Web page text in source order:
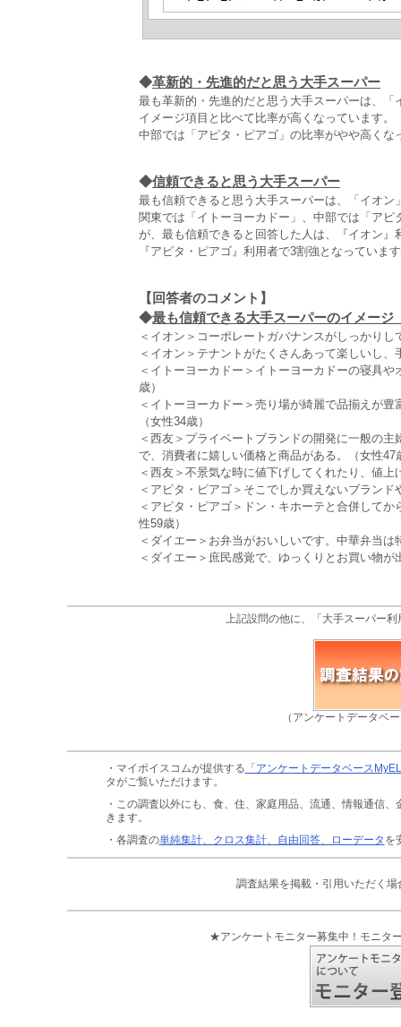
◆革新的・先進的だと思う大手スーパー
最も革新的・先進的だと思う大手スーパーは、
イメージ項目と比べて比率が高くなっています。
中部では「アピタ・ピアゴ」の比率がやや高くな
◆信頼できると思う大手スーパー
最も信頼できると思う大手スーパーは、「イオ
関東では「イトーヨーカドー」、中部では「ア
が、最も信頼できると回答した人は、『イオン
『アピタ・ピアゴ』利用者で3割強となっていま
【回答者のコメント】
◆最も信頼できる大手スーパーのイメージ
＜イオン＞コーポレートガバナンスがしっかりし
＜イオン＞テナントがたくさんあって楽しいし
＜イトーヨーカドー＞イトーヨーカドーの寝具
歳）
＜イトーヨーカドー＞売り場が綺麗で品揃えが
（女性34歳）
＜西友＞プライベートブランドの開発に一般の
で、消費者に嬉しい価格と商品がある。（女性47
＜西友＞不景気な時に値下げしてくれたり、値上
＜アピタ・ピアゴ＞そこでしか買えないブラン
＜アピタ・ピアゴ＞ドン・キホーテと合併して
性59歳）
＜ダイエー＞お弁当がおいしいです。中華弁当
＜ダイエー＞庶民感覚で、ゆっくりとお買い物
上記設問の他に、「大手スーパー
（アンケートデータベ
・マイボイスコムが提供する 「アンケートデータベース
タがご覧いただけます。
・この調査以外にも、食、住、家庭用品、流通、情報通信、
きます。
・各調査の単純集計、クロス集計、自由回答、ローデータ を
調査結果を掲載・引用いただく場
★アンケートモニター募集中！モニタ